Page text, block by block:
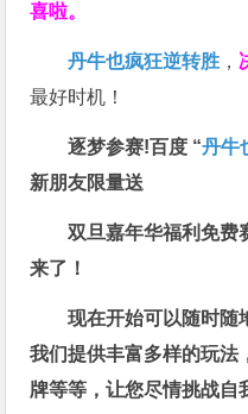
喜啦。
丹牛也疯狂逆转胜 ，
最好时机！
逐梦参赛!百度 “丹牛
新朋友限量送
双旦嘉年华福利免费
来了！
现在开始可以随时随
我们提供丰富多样的玩法
牌等等，让您尽情挑战自